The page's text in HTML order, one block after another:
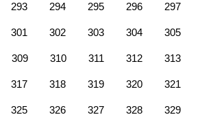
293 294 295 296 297
301 302 303 304 305
309 310 311 312 313
317 318 319 320 321
325 326 327 328 329